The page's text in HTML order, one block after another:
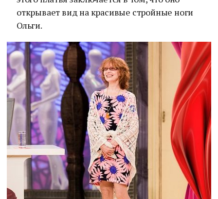
открывает вид на красивые стройные ноги
Ольги.